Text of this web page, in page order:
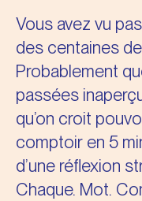
Vous avez vu
des centaines
Probablement
passées
qu’on croit
comptoir en 5
d’une réflexion
Chaque. Mot.